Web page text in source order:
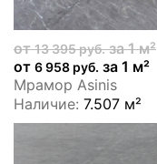
от13 395 руб.за 1 м²
от 6 958 руб. за 1 м²
Мрамор Asinis
Наличие: 7.507 м²